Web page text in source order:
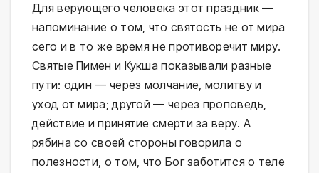
Для верующего человека этот праздник —
напоминание о том, что святость не от мира
сего и в то же время не противоречит миру.
Святые Пимен и Кукша показывали разные
пути: один — через молчание, молитву и
уход от мира; другой — через проповедь,
действие и принятие смерти за веру. А
рябина со своей стороны говорила о
полезности, о том, что Бог заботится о теле